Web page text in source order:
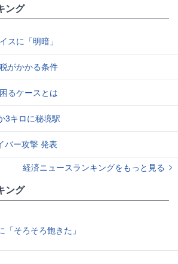
ング
スに「明暗」
がかかる条件
るケースとは
3キロに秘境駅
バー攻撃 発表
経済ニュースランキングをもっと見る
ング
「そろそろ飽きた」